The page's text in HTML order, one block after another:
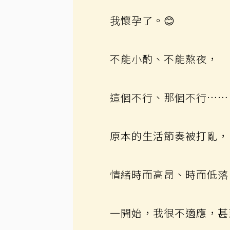
我懷孕了。😊
不能小酌、不能熬夜，
這個不行、那個不行……
原本的生活節奏被打亂，
情緒時而高昂、時而低落
一開始，我很不適應，甚